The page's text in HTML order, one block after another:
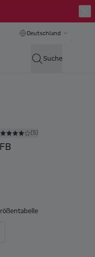
Deutschland
Suche
(5)